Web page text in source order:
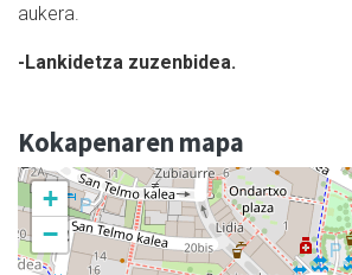
aukera.
-Lankidetza zuzenbidea.
Kokapenaren mapa
+
−